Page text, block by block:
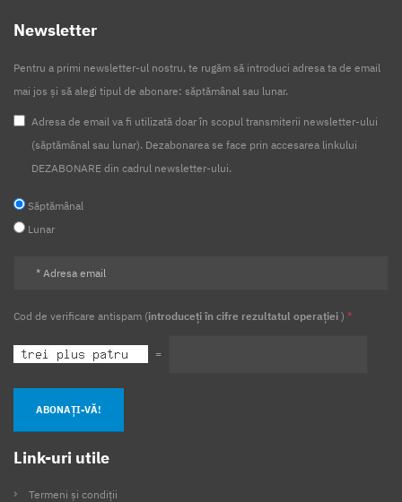
Newsletter
Pentru a primi newsletter-ul nostru, te rugăm să introduci adresa ta de email
mai jos și să alegi tipul de abonare: săptămânal sau lunar.
Adresa de email va fi utilizată doar în scopul transmiterii newsletter-ului
(săptămânal sau lunar). Dezabonarea se face prin accesarea linkului
DEZABONARE din cadrul newsletter-ului.
Săptămânal
Lunar
Cod de verificare antispam (introduceți în cifre rezultatul operației ) *
=
ABONAȚI-VĂ!
Link-uri utile
Termeni și condiții